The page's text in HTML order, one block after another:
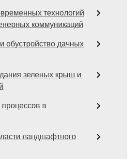
технологий
коммуникаций
обустройство дачных
зеленых крыш и
в
ландшафтного